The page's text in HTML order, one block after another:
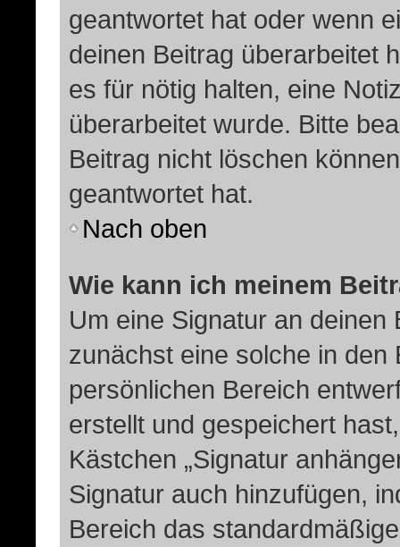
geantwortet hat oder wenn
deinen Beitrag überarbeitet
es für nötig halten, eine
überarbeitet wurde. Bitte
Beitrag nicht löschen
geantwortet hat.
Nach oben
Wie kann ich meinem
Um eine Signatur an
zunächst eine solche in den
persönlichen Bereich
erstellt und gespeichert
Kästchen „Signatur
Signatur auch hinzufügen,
Bereich das